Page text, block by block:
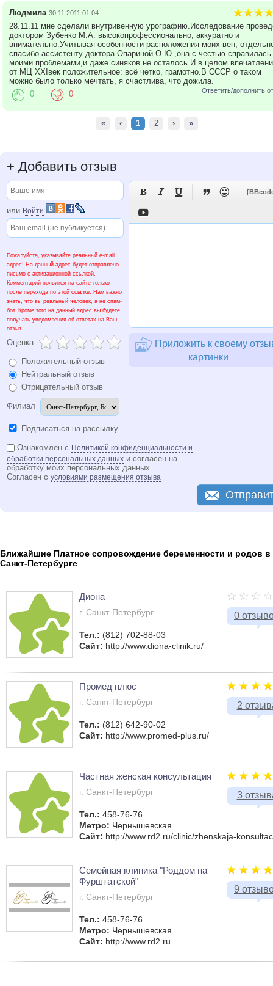
Людмила 30.11.2011 01:04
28.11.11 мне сделали внутривенную урографию.Исследование
доктором Зубенко М.А. высокопрофессионально, аккуратно и
внимательно.Учитывая особенности расположения моих вен,
спасибо ассистенту доктора Опариной О.Ю.,она с честью справилась
моими проблемами,и даже синяков не осталось.И в целом
от МЦ ХХIвек положительное: всё четко, грамотно.В СССР о таком
можно было только мечтать, я счастлива, что дожила.
Ответить/дополнить
0 0
« ‹ 1 2 › »
+ Добавить отзыв
или Войти
Пожалуйста, указывайте реальный e-mail
адрес! На данный адрес будет отправлено
письмо с активационной ссылкой.
Комментарий появится на сайте только
после перехода по этой ссылке. Нам важно
знать, что вы реальный человек, а не спам-
бот. Кроме того на данный адрес вы будете
получать уведомления об ответах на Ваш
отзыв.
Оценка
Положительный отзыв
Нейтральный отзыв
Отрицательный отзыв
Филиал
Подписаться на рассылку
   


Приложить к своему
картинки
Ознакомлен с Политикой конфиденциальности и
обработки персональных данных и согласен на
обработку моих персональных данных.
Согласен с условиями размещения отзыва
Ближайшие Платное сопровождение беременности и родов в
Санкт-Петербурге
0
Диона
г. Санкт-Петербург
Тел.: (812) 702-88-03
Сайт: http://www.diona-clinik.ru/
2
Промед плюс
г. Санкт-Петербург
Тел.: (812) 642-90-02
Сайт: http://www.promed-plus.ru/
3
Частная женская консультация
г. Санкт-Петербург
Тел.: 458-76-76
Метро: Чернышевская
Сайт: http://www.rd2.ru/clinic/zhenskaja-
9
Семейная клиника "Роддом на
Фурштатской"
г. Санкт-Петербург
Тел.: 458-76-76
Метро: Чернышевская
Сайт: http://www.rd2.ru